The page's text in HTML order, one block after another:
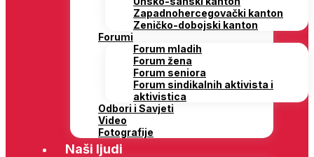
Zapadnohercegovački kanton
Zeničko-dobojski kanton
Forumi
Forum mladih
Forum žena
Forum seniora
Forum sindikalnih aktivista i
aktivistica
Odbori i Savjeti
Video
Fotografije
Naši ljudi